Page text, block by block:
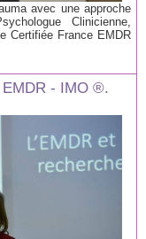
avec une approche
Clinicienne,
Certifiée France EMDR
EMDR - IMO ®.